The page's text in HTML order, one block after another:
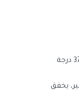
تسخين الفرن: يسخن الفرن إلى 375 درجة
يخفق